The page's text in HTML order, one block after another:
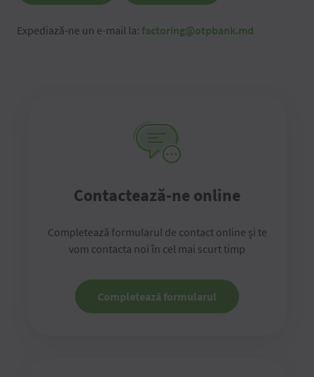
Expediază-ne un e-mail la: factoring@otpbank.md
Contactează-ne online
Completează formularul de contact online și te
vom contacta noi în cel mai scurt timp
Completează formularul